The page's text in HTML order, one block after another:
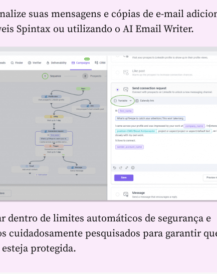
suas mensagens e cópias de e-mail
Spintax ou utilizando o AI Email Writer.
dentro de limites automáticos de segurança e
cuidadosamente pesquisados para garantir
protegida.